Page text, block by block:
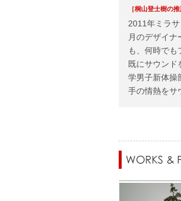
［桐山登士樹の推
2011年ミラ
月のデザイ
も、何時でも
既にサウンド
学男子新体操
手の情熱をサ